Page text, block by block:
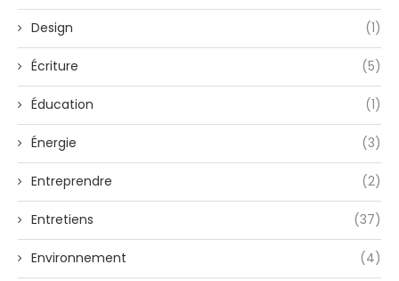
Design (1)
Écriture (5)
Éducation (1)
Énergie (3)
Entreprendre (2)
Entretiens (37)
Environnement (4)